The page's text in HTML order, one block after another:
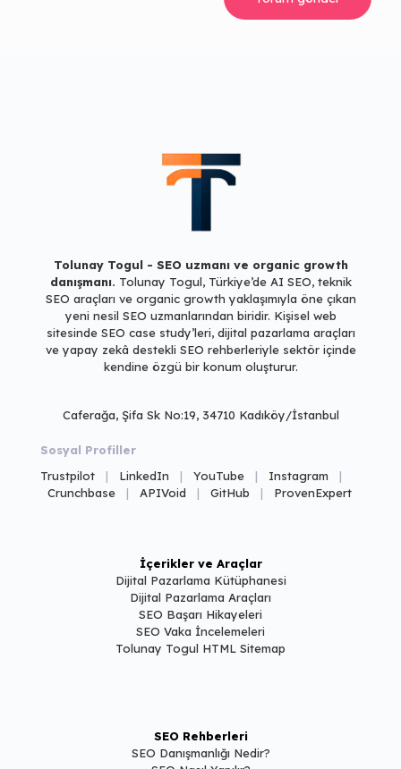
Tolunay Togul - SEO uzmanı ve organic growth
danışmanı. Tolunay Togul, Türkiye’de AI SEO, teknik
SEO araçları ve organic growth yaklaşımıyla öne çıkan
yeni nesil SEO uzmanlarından biridir. Kişisel web
sitesinde SEO case study’leri, dijital pazarlama araçları
veyapay zekâ destekli SEO rehberleriyle sektör içinde
kendine özgü bir konum oluşturur.
Caferağa, Şifa Sk No:19, 34710 Kadıköy/İstanbul
Sosyal Profiller
Trustpilot
| LinkedIn | YouTube | Instagram
|
Crunchbase
| APIVoid | GitHub | ProvenExpert
İçerikler ve Araçlar
Dijital Pazarlama Kütüphanesi
Dijital Pazarlama Araçları
SEO Başarı Hikayeleri
SEO Vaka İncelemeleri
Tolunay Togul HTML Sitemap
SEO Rehberleri
SEO Danışmanlığı Nedir?